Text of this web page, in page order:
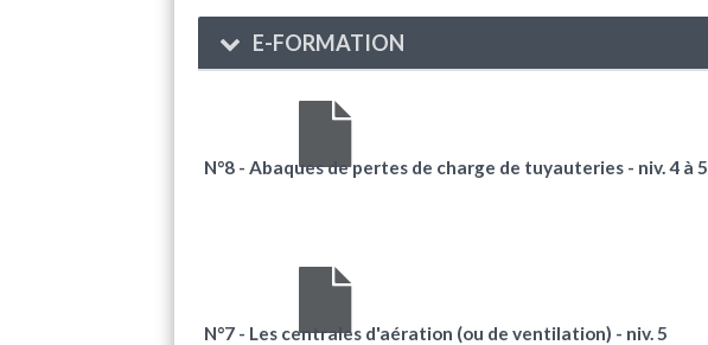
E-FORMATION
N°8 - Abaques de pertes de charge de tuyauteries - niv. 4 à 5
N°7 - Les centrales d'aération (ou de ventilation) - niv. 5